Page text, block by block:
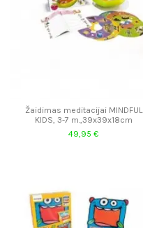
Žaidimas meditacijai MINDFUL
KIDS, 3-7 m.,39x39x18cm
49,95 €